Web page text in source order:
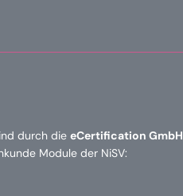
durch die eCertification GmbH
Module der NiSV: